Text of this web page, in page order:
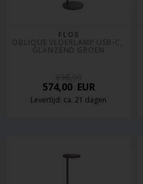
FLOS
OBLIQUE VLOERLAMP USB-C,
GLANZEND GROEN
574,00EUR
Levertijd: ca. 21 dagen